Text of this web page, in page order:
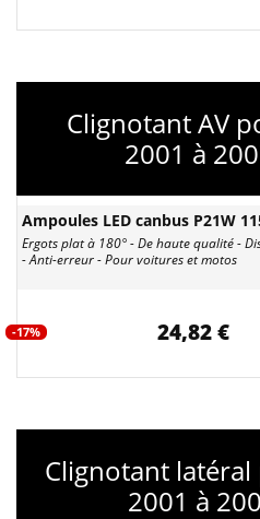
Clignotant AV
2001 à
Ampoules LED canbus P21W
Ergots plat à 180° - De haute qualité -
- Anti-erreur - Pour voitures et motos
-17% 24,82 €
Clignotant
2001 à